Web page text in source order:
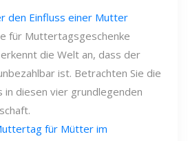
den Einfluss einer Mutter
für Muttertagsgeschenke
die Welt an, dass der
ist. Betrachten Sie die
in diesen vier grundlegenden
für Mütter im